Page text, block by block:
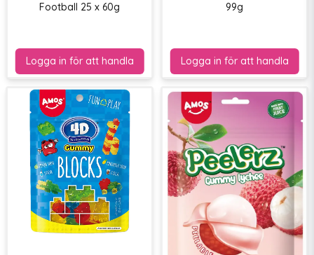
Football 25 x 60g
99g